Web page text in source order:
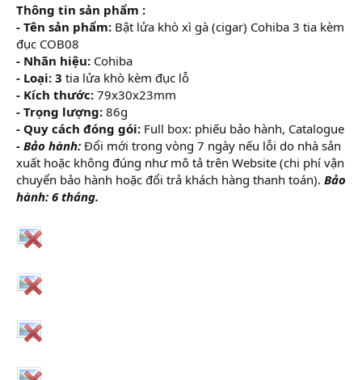
Thông tin sản phẩm :
- Tên sản phẩm: Bật lửa khò xì gà (cigar) Cohiba 3 tia kèm
đục COB08
- Nhãn hiệu: Cohiba
- Loại: 3 tia lửa khò kèm đục lỗ
- Kích thước: 79x30x23mm
- Trọng lượng: 86g
- Quy cách đóng gói: Full box: phiếu bảo hành, Catalogue
- Bảo hành: Đổi mới trong vòng 7 ngày nếu lỗi do nhà sản
xuất hoặc không đúng như mô tả trên Website (chi phí vận
chuyển bảo hành hoặc đổi trả khách hàng thanh toán). Bảo
hành: 6 tháng.